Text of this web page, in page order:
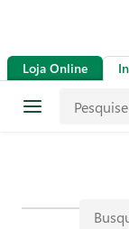
Loja Online